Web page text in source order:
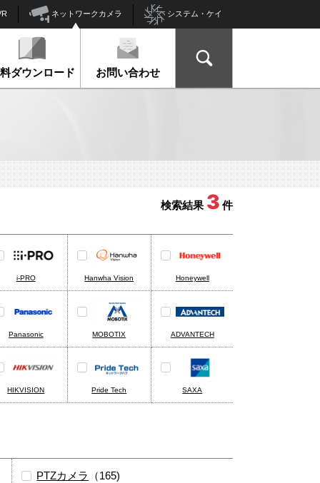
ネットワークカメラ システム・ケイ
ダウンロード お問い合わせ
検索結果 3 件
i-PRO Hanwha Vision Honeywell
Panasonic MOBOTIX ADVANTECH
HIKVISION Pride Tech SAXA
PTZカメラ （165)